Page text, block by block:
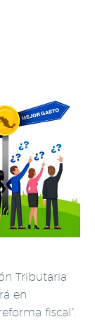
Tributaria
en
fiscal”.